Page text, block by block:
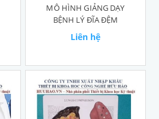
MÔ HÌNH GIẢNG DẠY
BỆNH LÝ ĐĨA ĐỆM
Liên hệ